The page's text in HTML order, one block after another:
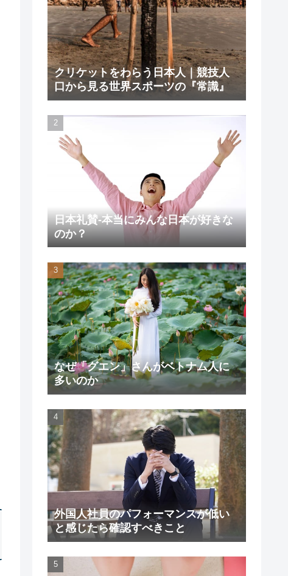
クリケットをわらう日本人｜競技人
口から見る世界スポーツの『常識』
日本礼賛-本当にみんな日本が好きな
のか？
なぜ「グエン」さんがベトナム人に
多いのか
外国人社員のパフォーマンスが低い
と感じたら確認すべきこと